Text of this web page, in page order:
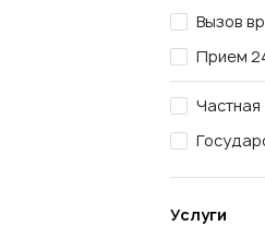
Вызов
Прием
Частная
Услуги